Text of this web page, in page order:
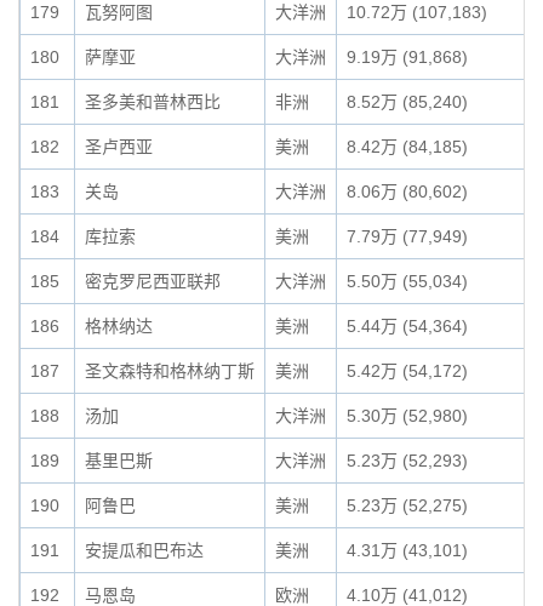
179 瓦努阿图 大洋洲 10.72万 (107,183)
180 萨摩亚 大洋洲 9.19万 (91,868)
181 圣多美和普林西比 非洲 8.52万 (85,240)
182 圣卢西亚 美洲 8.42万 (84,185)
183 关岛 大洋洲 8.06万 (80,602)
184 库拉索 美洲 7.79万 (77,949)
185 密克罗尼西亚联邦 大洋洲 5.50万 (55,034)
186 格林纳达 美洲 5.44万 (54,364)
187 圣文森特和格林纳丁斯 美洲 5.42万 (54,172)
188 汤加 大洋洲 5.30万 (52,980)
189 基里巴斯 大洋洲 5.23万 (52,293)
190 阿鲁巴 美洲 5.23万 (52,275)
191 安提瓜和巴布达 美洲 4.31万 (43,101)
192 马恩岛 欧洲 4.10万 (41,012)